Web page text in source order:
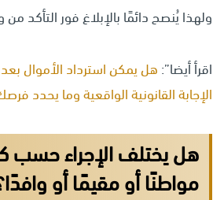
ولهذا يُنصح دائمًا بالإبلاغ فور التأكد من
اقرأ أيضا”: هل يمكن استرداد الأموال
الإجابة القانونية الواقعية وما يحدد
هل يختلف الإجراء حسب
مواطنًا أو مقيمًا أو